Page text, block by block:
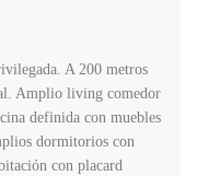
A 200 metros
Amplio living comedor
definida con muebles
dormitorios con
con placard